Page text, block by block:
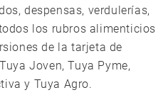
despensas, verdulerías,
los rubros alimenticios
de la tarjeta de
Joven, Tuya Pyme,
y Tuya Agro.